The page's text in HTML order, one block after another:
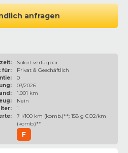
anfragen
Sofort verfügbar
für:
Privat & Geschäftlich
0
03/2026
1.001 km
Nein
1
7 l/100 km (komb.)**; 158 g CO2/km
(komb.)**
F